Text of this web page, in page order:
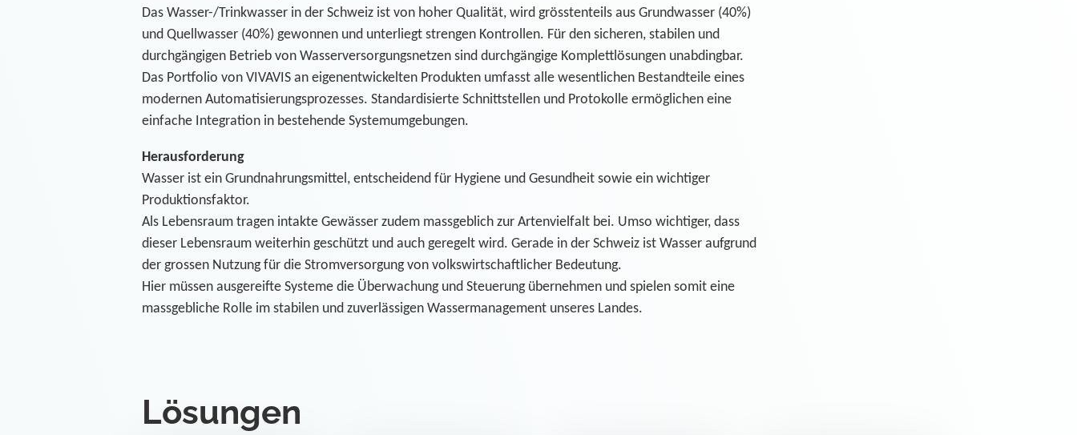
Das Wasser-/Trinkwasser in der Schweiz ist von hoher Qualität, wird grösstenteils aus Grundwasser (40%)
und Quellwasser (40%) gewonnen und unterliegt strengen Kontrollen. Für den sicheren, stabilen und
durchgängigen Betrieb von Wasserversorgungsnetzen sind durchgängige Komplettlösungen unabdingbar.
Das Portfolio von VIVAVIS an eigenentwickelten Produkten umfasst alle wesentlichen Bestandteile eines
modernen Automatisierungsprozesses. Standardisierte Schnittstellen und Protokolle ermöglichen eine
einfache Integration in bestehende Systemumgebungen.
Herausforderung
Wasser ist ein Grundnahrungsmittel, entscheidend für Hygiene und Gesundheit sowie ein wichtiger
Produktionsfaktor.
Als Lebensraum tragen intakte Gewässer zudem massgeblich zur Artenvielfalt bei. Umso wichtiger, dass
dieser Lebensraum weiterhin geschützt und auch geregelt wird. Gerade in der Schweiz ist Wasser aufgrund
der grossen Nutzung für die Stromversorgung von volkswirtschaftlicher Bedeutung.
Hier müssen ausgereifte Systeme die Überwachung und Steuerung übernehmen und spielen somit eine
massgebliche Rolle im stabilen und zuverlässigen Wassermanagement unseres Landes.
Lösungen